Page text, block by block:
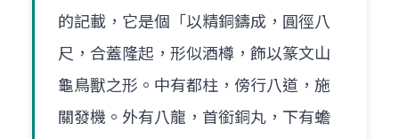
的記載，它是個「以精銅鑄成，圓徑八
尺，合蓋隆起，形似酒樽，飾以篆文山
龜鳥獸之形。中有都柱，傍行八道，施
關發機。外有八龍，首銜銅丸，下有蟾